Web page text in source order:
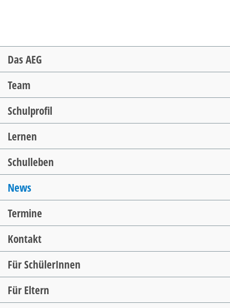
Navigation
überspringen
Das AEG
Team
Schulprofil
Lernen
Schulleben
News
Termine
Kontakt
Für SchülerInnen
Für Eltern